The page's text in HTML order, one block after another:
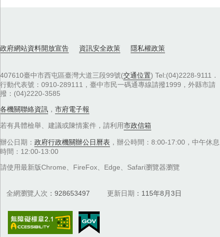
政府網站資料開放宣告 資訊安全政策 隱私權政策
407610臺中市西屯區臺灣大道三段99號(交通位置) Tel:(04)2228-9111．
行動代表號：0910-289111，臺中市民一碼通專線請撥1999，外縣市請
撥：(04)2220-3585
各機關聯絡資訊 ， 市府電子報
若有具體檢舉、建議或陳情案件，請利用市政信箱
辦公日期： 政府行政機關辦公日曆表 ，辦公時間：8:00-17:00，中午休息
時間：12:00-13:00
請使用最新版Chrome、FireFox、Edge、Safari瀏覽器瀏覽
全網瀏覽人次 928653497 更新日期 115年8月3日